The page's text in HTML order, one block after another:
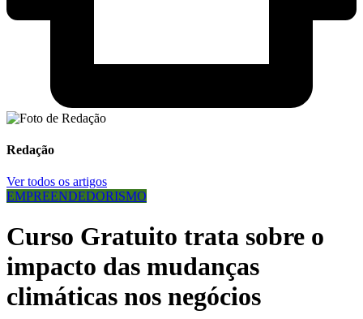
Redação
Ver todos os artigos
EMPREENDEDORISMO
Curso Gratuito trata sobre o
impacto das mudanças
climáticas nos negócios